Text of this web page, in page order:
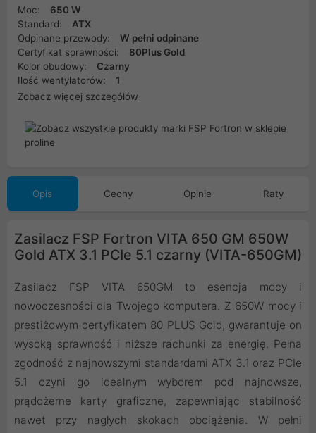
Moc:
650 W
Standard:
ATX
Odpinane przewody:
W pełni odpinane
Certyfikat sprawności:
80Plus Gold
Kolor obudowy:
Czarny
Ilość wentylatorów:
1
Zobacz więcej szczegółów
Opis Cechy Opinie Raty
Zasilacz FSP Fortron VITA 650 GM 650W
Gold ATX 3.1 PCIe 5.1 czarny (VITA-650GM)
Zasilacz FSP VITA 650GM to esencja mocy i
nowoczesności dla Twojego komputera. Z 650W mocy i
prestiżowym certyfikatem 80 PLUS Gold, gwarantuje on
wysoką sprawność i niższe rachunki za energię. Pełna
zgodność z najnowszymi standardami ATX 3.1 oraz PCIe
5.1 czyni go idealnym wyborem pod najnowsze,
prądożerne karty graficzne, zapewniając stabilność
nawet przy nagłych skokach obciążenia. W pełni